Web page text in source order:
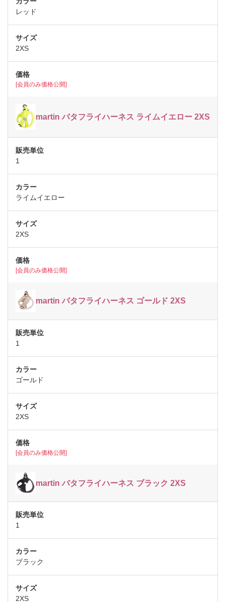
レッド
2XS
[会員のみ価格公開]
martin バタフライハーネス ライムイエロー 2XS
1
ライムイエロー
2XS
[会員のみ価格公開]
martin バタフライハーネス ゴールド 2XS
1
ゴールド
2XS
[会員のみ価格公開]
martin バタフライハーネス ブラック 2XS
1
ブラック
2XS